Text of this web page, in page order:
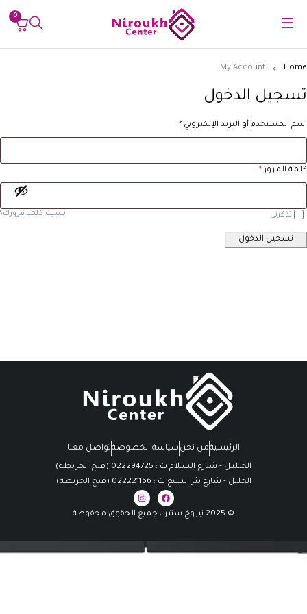
0
Home
My Account
تسجيل الدخول
اسم المستخدم أو البريد الإلكتروني *
كلمة المرور *
تذكرني
تسجيل الدخول
نسيت كلمة مرورك؟
الرئيسيةمن نحن سياسة الخصوصةتواصل معنا
الخــليـل - شـارع السـلام ت : 022294725 (فتح الخريطه)
الخليل - شارع بئر السبع ت : 022221166 (فتح الخريطه)
© 2025 نيروخ سنتر ، جميع الحقوق محفوظة